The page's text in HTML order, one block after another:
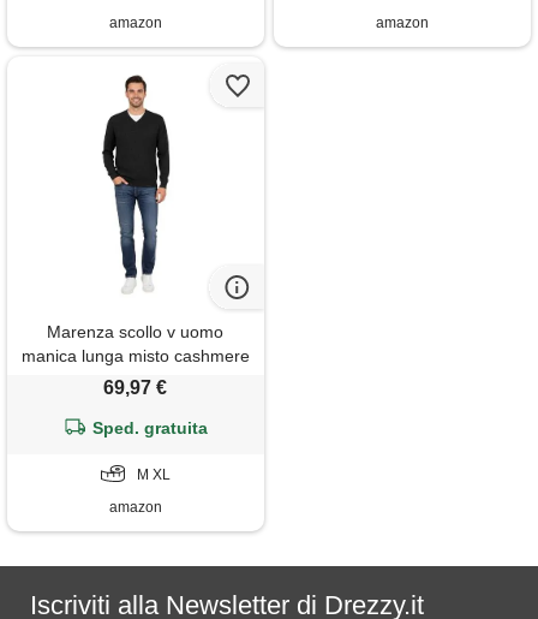
amazon
amazon
Marenza scollo v uomo
manica lunga misto cashmere
seta made in italy (xl,
69,97 €
Sped. gratuita
M XL
amazon
Iscriviti alla Newsletter di Drezzy.it